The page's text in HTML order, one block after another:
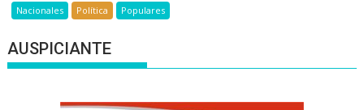
Nacionales Política Populares
AUSPICIANTE